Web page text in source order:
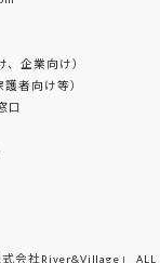
企業向け）
者向け等）
口